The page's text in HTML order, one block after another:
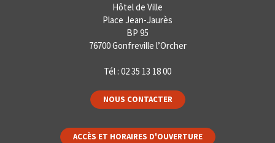
Hôtel de Ville
Place Jean-Jaurès
BP 95
76700 Gonfreville l’Orcher
Tél : 02 35 13 18 00
NOUS CONTACTER
ACCÈS ET HORAIRES D'OUVERTURE